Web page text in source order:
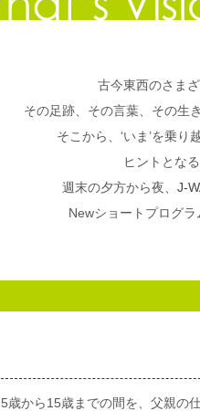
古今東西のさま
その足跡、その言葉、その生
そこから、‘いま’を乗
ヒントとな
週末の夕方から夜、 J-
Newショートプログ
5歳から15歳までの間を、父親の